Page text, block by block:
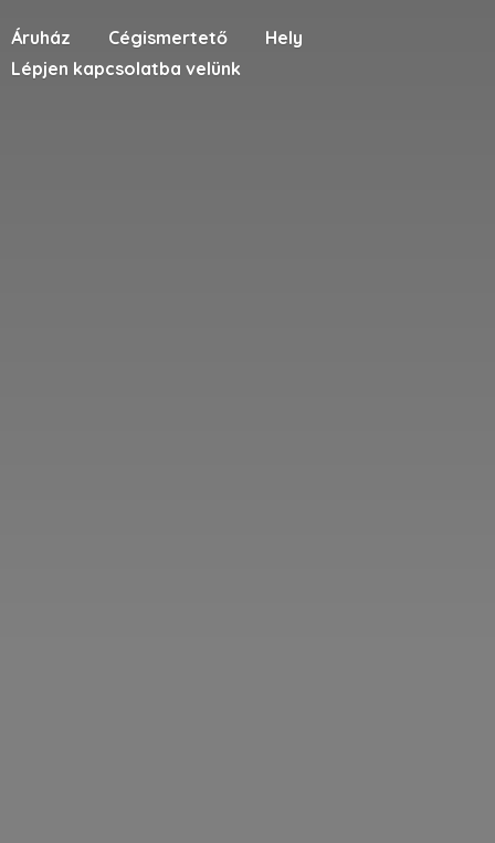
Áruház Cégismertető
Hely
Lépjen kapcsolatba velünk